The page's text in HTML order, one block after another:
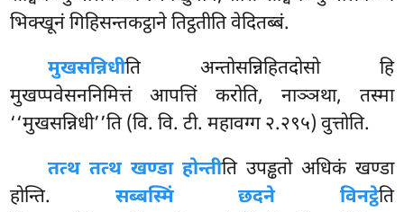
भिक्खूनं गिहिसन्तकट्ठाने तिट्ठतीति वेदितब्बं.
मुखसन्निधीति अन्तोसन्निहितदोसो हि
मुखप्पवेसननिमित्तं आपत्तिं करोति, नाञ्ञथा, तस्मा
‘‘मुखसन्निधी’’ति (वि. वि. टी. महावग्ग २.२९५) वुत्तोति.
तत्थ तत्थ खण्डा होन्तीति उपड्ढतो अधिकं खण्डा
होन्ति. सब्बस्मिं छदने विनट्ठेति